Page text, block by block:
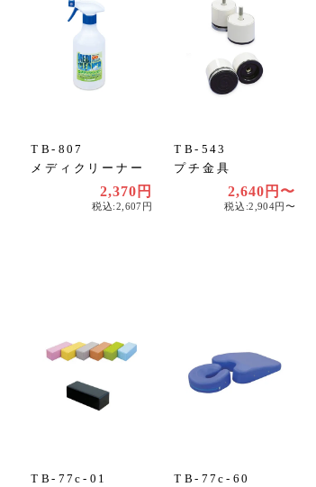
TB-807
メディクリーナー
2,370円
税込:2,607円
TB-543
プチ金具
2,640円〜
税込:2,904円〜
TB-77c-01 TB-77c-60